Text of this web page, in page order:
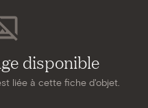
disponible
liée à cette fiche d'objet.